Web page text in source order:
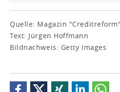
Quelle: Magazin "Creditreform"
Text: Jürgen Hoffmann
Bildnachweis: Getty Images